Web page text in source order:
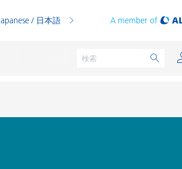
/ 日本語 A member of